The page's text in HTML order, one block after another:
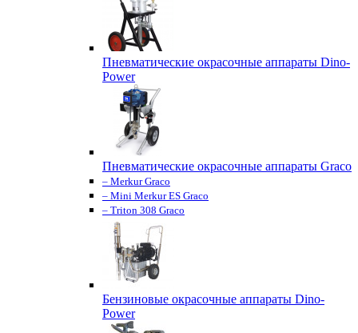
Пневматические окрасочные аппараты Dino-
Power
Пневматические окрасочные аппараты Graco
– Merkur Graco
– Mini Merkur ES Graco
– Triton 308 Graco
Бензиновые окрасочные аппараты Dino-
Power